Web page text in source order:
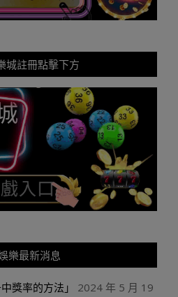
城註冊點擊下方
樂最新消息
獎率的方法」
2024 年 5 月 19